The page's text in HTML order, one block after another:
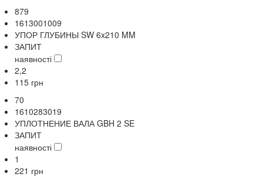
879
1613001009
УПОР ГЛУБИНЫ SW 6x210 MM
ЗАПИТ
наявності
2,2
115 грн
70
1610283019
УПЛОТНЕНИЕ ВАЛА GBH 2 SE
ЗАПИТ
наявності
1
221 грн